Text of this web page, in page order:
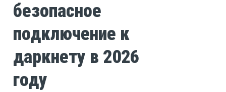
безопасное
подключение к
даркнету в 2026
году